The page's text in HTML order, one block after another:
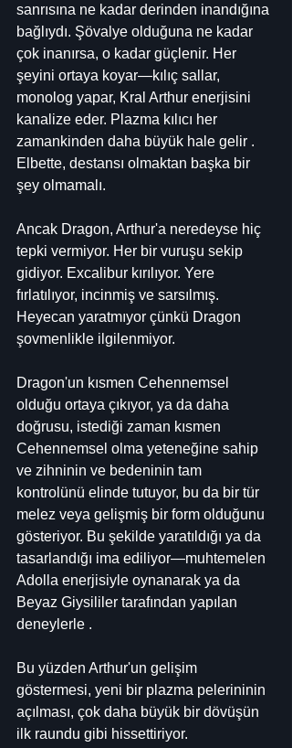
sanrısına ne kadar derinden inandığına
bağlıydı. Şövalye olduğuna ne kadar
çok inanırsa, o kadar güçlenir. Her
şeyini ortaya koyar—kılıç sallar,
monolog yapar, Kral Arthur enerjisini
kanalize eder. Plazma kılıcı her
zamankinden daha büyük hale gelir .
Elbette, destansı olmaktan başka bir
şey olmamalı.
Ancak Dragon, Arthur'a neredeyse hiç
tepki vermiyor. Her bir vuruşu sekip
gidiyor. Excalibur kırılıyor. Yere
fırlatılıyor, incinmiş ve sarsılmış.
Heyecan yaratmıyor çünkü Dragon
şovmenlikle ilgilenmiyor.
Dragon'un kısmen Cehennemsel
olduğu ortaya çıkıyor, ya da daha
doğrusu, istediği zaman kısmen
Cehennemsel olma yeteneğine sahip
ve zihninin ve bedeninin tam
kontrolünü elinde tutuyor, bu da bir tür
melez veya gelişmiş bir form olduğunu
gösteriyor. Bu şekilde yaratıldığı ya da
tasarlandığı ima ediliyor—muhtemelen
Adolla enerjisiyle oynanarak ya da
Beyaz Giysililer tarafından yapılan
deneylerle .
Bu yüzden Arthur'un gelişim
göstermesi, yeni bir plazma pelerininin
açılması, çok daha büyük bir dövüşün
ilk raundu gibi hissettiriyor.